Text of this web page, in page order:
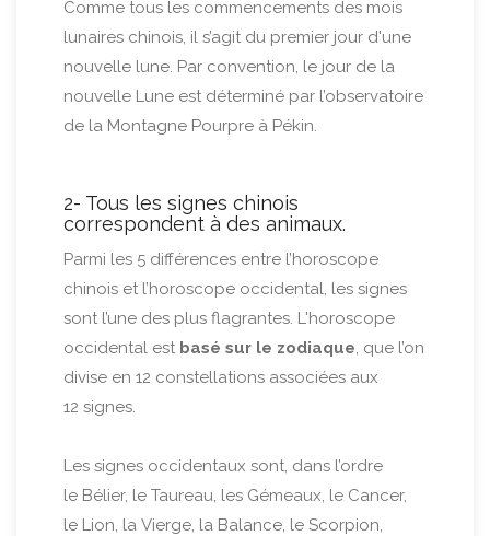
Comme tous les commencements des mois
lunaires chinois, il s’agit du premier jour d'une
nouvelle lune. Par convention, le jour de la
nouvelle Lune est déterminé par l’observatoire
de la Montagne Pourpre à Pékin.
2- Tous les signes chinois
correspondent à des animaux.
Parmi les 5 différences entre l’horoscope
chinois et l’horoscope occidental, les signes
sont l’une des plus flagrantes. L'horoscope
occidental est basé sur le zodiaque, que l’on
divise en 12 constellations associées aux
12 signes.
Les signes occidentaux sont, dans l’ordre
le Bélier, le Taureau, les Gémeaux, le Cancer,
le Lion, la Vierge, la Balance, le Scorpion,